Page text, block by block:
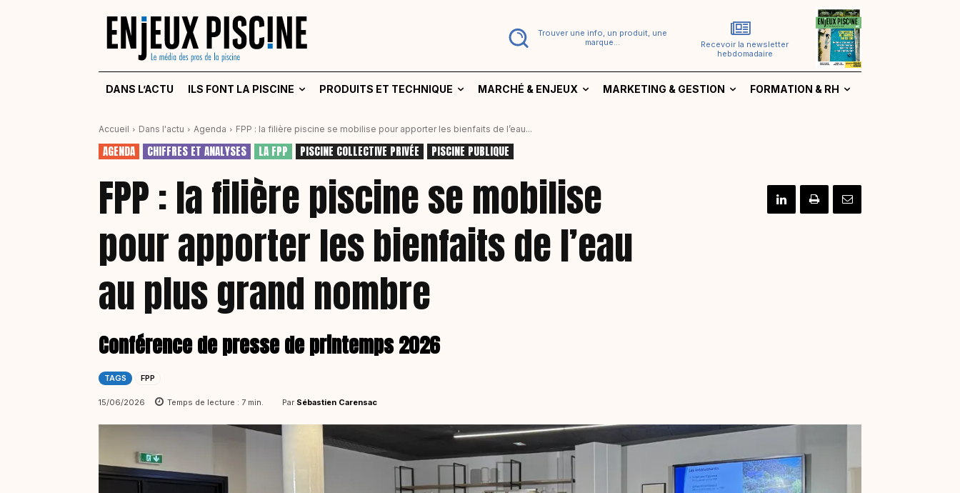
Trouver une info, un produit, une
marque...
Recevoir la newsletter
hebdomadaire
DANS L’ACTU ILS FONT LA PISCINE PRODUITS ET TECHNIQUE MARCHÉ & ENJEUX MARKETING & GESTION FORMATION & RH
Accueil Dans l'actu Agenda FPP : la filière piscine se mobilise pour apporter les bienfaits de l’eau...
AGENDA CHIFFRES ET ANALYSES LA FPP PISCINE COLLECTIVE PRIVÉE PISCINE PUBLIQUE
FPP : la filière piscine se mobilise
pour apporter les bienfaits de l’eau
au plus grand nombre
Conférence de presse de printemps 2026
TAGS FPP
15/06/2026 Temps de lecture : 7 min. Par Sébastien Carensac